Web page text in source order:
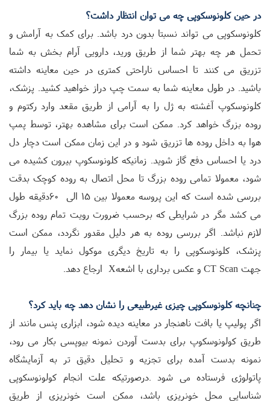
در حین کلونوسکوپی چه می توان انتظار داشت؟
کلونوسکوپی می تواند نسبتا بدون درد باشد. برای کمک به آرامش و
تحمل هر چه بهتر شما از طریق ورید، دارویی آرام بخش به شما
تزریق می کنند تا احساس ناراحتی کمتری در حین معاینه داشته
باشید. در طول معاینه شما به سمت چپ دراز خواهید کشید. پزشک،
کلونوسکوپ آغشته به ژل را به آرامی از طریق مقعد وارد رکتوم و
روده بزرگ خواهد کرد. ممکن است برای مشاهده بهتر، توسط پمپ
هوا به داخل روده ها تزریق شود و در این زمان ممکن است دچار دل
درد یا احساس دفع گاز شوید. زمانیکه کلونوسکوپ بیرون کشیده می
شود، معمولا تمامی روده بزرگ تا محل اتصال به روده کوچک بدقت
بررسی شده است که این پروسه معمولا بین 15 الی
60دقیقه طول
می کشد مگر در شرایطی که برحسب ضرورت رویت تمام روده بزرگ
لازم نباشد. اگر بررسی روده به هر دلیل مقدور نگردد، ممکن است
پزشک، کلونوسکوپی را به تاریخ دیگری موکول نماید یا بیمار را
جهتCT Scanو عکس برداری با اشعهX ارجاع دهد.
چنانچه کلونوسکوپی چیزی غیرطبیعی را نشان دهد چه باید کرد؟
اگر پولیپ یا بافت ناهنجار در معاینه دیده شود، ابزاری پنس مانند از
طریق کولونوسکوپ برای بدست آوردن نمونه بیوپسی بکار می رود،
نمونه بدست آمده برای تجزیه و تحلیل دقیق تر به آزمایشگاه
پاتولوژی فرستاده می شود. درصورتیکه علت انجام کولونوسکوپی
شناسایی محل خونریزی باشد، ممکن است خونریزی از طریق